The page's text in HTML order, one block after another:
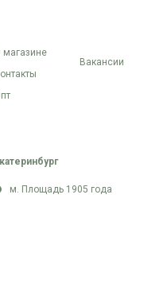
магазине
Вакансии
м. Площадь 1905 года